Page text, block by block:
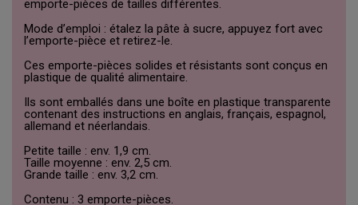
emporte-pièces de tailles différentes.
Mode d’emploi : étalez la pâte à sucre, appuyez fort avec
l’emporte-pièce et retirez-le.
Ces emporte-pièces solides et résistants sont conçus en
plastique de qualité alimentaire.
Ils sont emballés dans une boîte en plastique transparente
contenant des instructions en anglais, français, espagnol,
allemand et néerlandais.
Petite taille : env. 1,9 cm.
Taille moyenne : env. 2,5 cm.
Grande taille : env. 3,2 cm.
Contenu : 3 emporte-pièces.